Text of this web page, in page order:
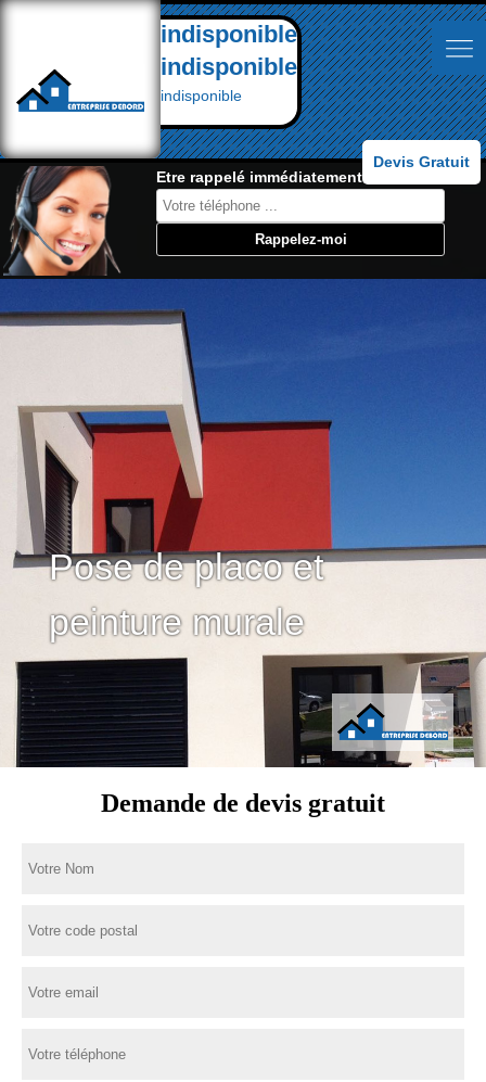
indisponible
indisponible
indisponible
Devis Gratuit
Etre rappelé immédiatement:
Pose de placo et
peinture murale
Demande de devis gratuit